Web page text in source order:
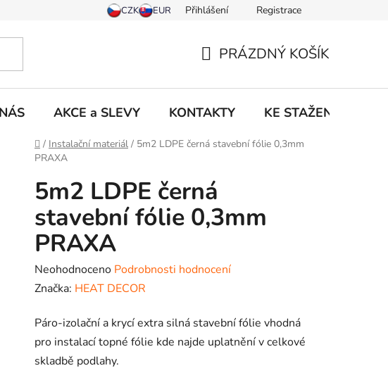
Přihlášení Registrace
KOŠÍK
PRÁZDNÝ KOŠÍK
AKCE a SLEVY KONTAKTY KE STAŽENÍ
Domů
/ Instalační materiál / 5m2 LDPE černá stavební fólie 0,3mm
PRAXA
5m2 LDPE černá
stavební fólie 0,3mm
PRAXA
Průměrné
hodnocení
je
0,0
z
Neohodnoceno Podrobnosti hodnocení
Značka: HEAT DECOR
Páro-izolační a krycí extra silná stavební fólie vhodná
pro instalací topné fólie kde najde uplatnění v celkové
skladbě podlahy.